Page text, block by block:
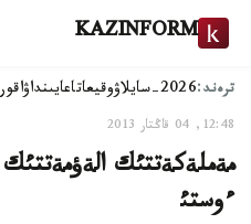
KAZINFORM
ترەند:2026-سايلاۋ وقيعاتاعايىنداۋ
12:48, 04 قاڭتار 2013
مةملةكةتتئك
ءوستئ